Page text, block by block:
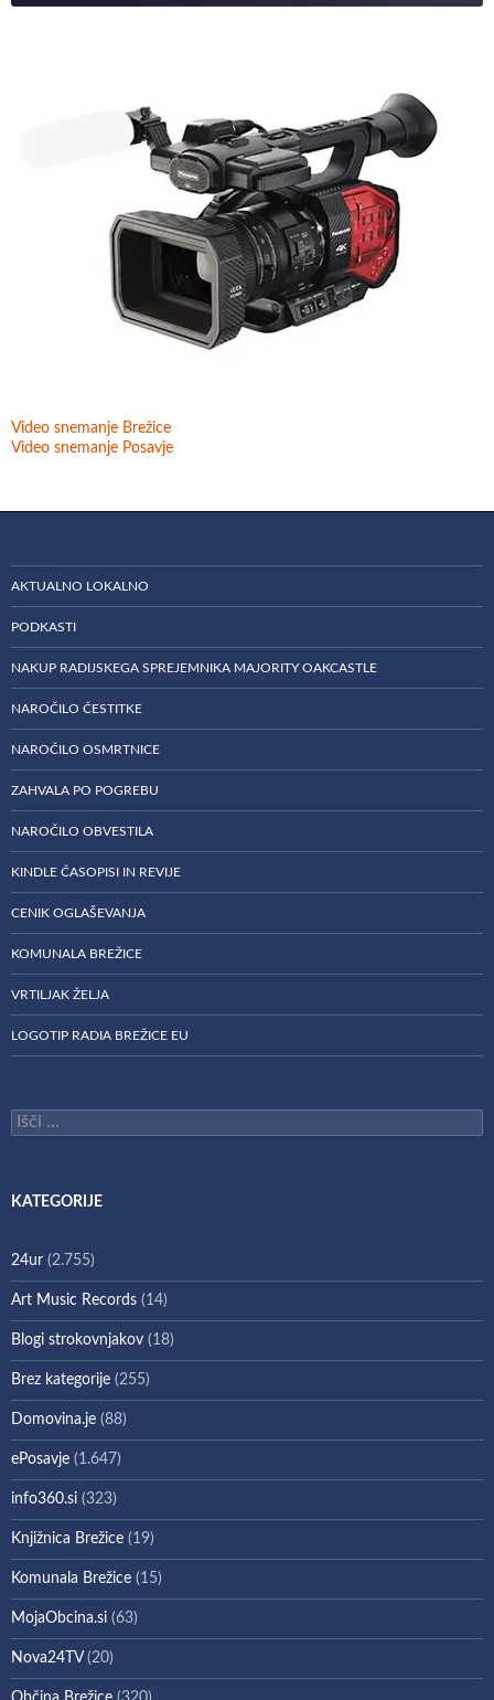
Video snemanje Brežice
Video snemanje Posavje
AKTUALNO LOKALNO
PODKASTI
NAKUP RADIJSKEGA SPREJEMNIKA MAJORITY OAKCASTLE
NAROČILO ČESTITKE
NAROČILO OSMRTNICE
ZAHVALA PO POGREBU
NAROČILO OBVESTILA
KINDLE ČASOPISI IN REVIJE
CENIK OGLAŠEVANJA
KOMUNALA BREŽICE
VRTILJAK ŽELJA
LOGOTIP RADIA BREŽICE EU
Išči:
KATEGORIJE
24ur (2.755)
Art Music Records (14)
Blogi strokovnjakov (18)
Brez kategorije (255)
Domovina.je (88)
ePosavje (1.647)
info360.si (323)
Knjižnica Brežice (19)
Komunala Brežice (15)
MojaObcina.si (63)
Nova24TV(20)